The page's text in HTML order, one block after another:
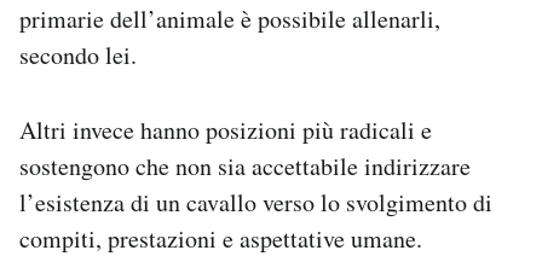
primarie dell’animale è possibile allenarli,
secondo lei.
Altri invece hanno posizioni più radicali e
sostengono che non sia accettabile indirizzare
l’esistenza di un cavallo verso lo svolgimento di
compiti, prestazioni e aspettative umane.